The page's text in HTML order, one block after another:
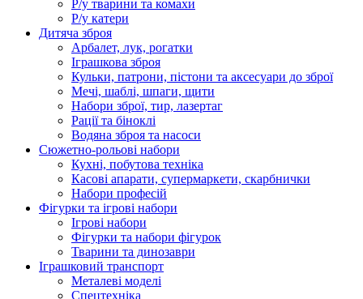
Р/у тварини та комахи
Р/у катери
Дитяча зброя
Арбалет, лук, рогатки
Іграшкова зброя
Кульки, патрони, пістони та аксесуари до зброї
Мечі, шаблі, шпаги, щити
Набори зброї, тир, лазертаг
Рації та біноклі
Водяна зброя та насоси
Сюжетно-рольові набори
Кухні, побутова техніка
Касові апарати, супермаркети, скарбнички
Набори професій
Фігурки та ігрові набори
Ігрові набори
Фігурки та набори фігурок
Тварини та динозаври
Іграшковий транспорт
Металеві моделі
Спецтехніка